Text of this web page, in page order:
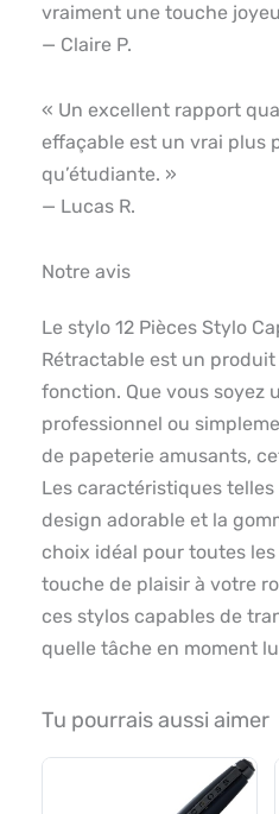
vraiment une touche
— Claire P.
« Un excellent rapport
effaçable est un vrai plus
qu’étudiante. »
— Lucas R.
Notre avis
Le stylo 12 Pièces Stylo
Rétractable est un
fonction. Que vous soyez
professionnel ou
de papeterie amusants,
Les caractéristiques
design adorable et la
choix idéal pour toutes
touche de plaisir à votre
ces stylos capables de
quelle tâche en moment
Tu pourrais aussi aimer